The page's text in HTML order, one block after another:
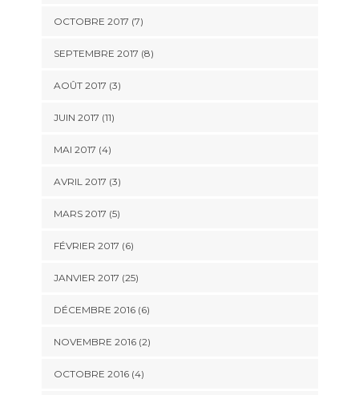
OCTOBRE 2017 (7)
SEPTEMBRE 2017 (8)
AOÛT 2017 (3)
JUIN 2017 (11)
MAI 2017 (4)
AVRIL 2017 (3)
MARS 2017 (5)
FÉVRIER 2017 (6)
JANVIER 2017 (25)
DÉCEMBRE 2016 (6)
NOVEMBRE 2016 (2)
OCTOBRE 2016 (4)